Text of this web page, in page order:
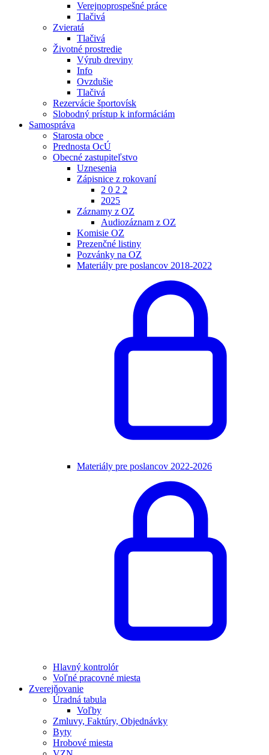
Verejnoprospešné práce
Tlačivá
Zvieratá
Tlačivá
Životné prostredie
Výrub dreviny
Info
Ovzdušie
Tlačivá
Rezervácie športovísk
Slobodný prístup k informáciám
Samospráva
Starosta obce
Prednosta OcÚ
Obecné zastupiteľstvo
Uznesenia
Zápisnice z rokovaní
2 0 2 2
2025
Záznamy z OZ
Audiozáznam z OZ
Komisie OZ
Prezenčné listiny
Pozvánky na OZ
Materiály pre poslancov 2018-2022
Materiály pre poslancov 2022-2026
Hlavný kontrolór
Voľné pracovné miesta
Zverejňovanie
Úradná tabula
Voľby
Zmluvy, Faktúry, Objednávky
Byty
Hrobové miesta